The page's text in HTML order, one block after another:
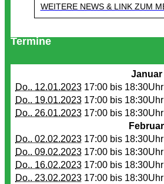
WEITERE NEWS & LINK ZUM
Termine
Januar
Do.. 12.01.2023 17:00 bis 18:30Uhr
Do.. 19.01.2023 17:00 bis 18:30Uhr
Do.. 26.01.2023 17:00 bis 18:30Uhr
Februar
Do.. 02.02.2023 17:00 bis 18:30Uhr
Do.. 09.02.2023 17:00 bis 18:30Uhr
Do.. 16.02.2023 17:00 bis 18:30Uhr
Do.. 23.02.2023 17:00 bis 18:30Uhr